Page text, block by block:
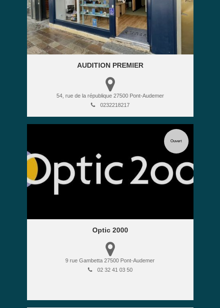
AUDITION PREMIER
54, rue de la république 27500 Pont-Audemer
0232218217
Optic 2000
9 rue Gambetta 27500 Pont-Audemer
02 32 41 03 50
Ouvert